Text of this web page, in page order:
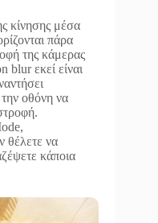
κίνησης μέσα
πάρα
της κάμερας
blur εκεί είναι
οθόνη να
θέλετε να
κάποια